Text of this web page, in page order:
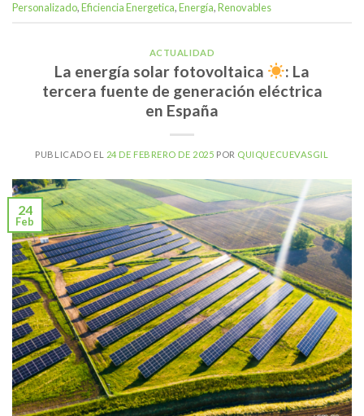
Personalizado,Eficiencia Energetica,Energía,Renovables
ACTUALIDAD
La energía solar fotovoltaica
: La
tercera fuente de generación eléctrica
en España
PUBLICADO EL 24 DE FEBRERO DE 2025 POR QUIQUECUEVASGIL
24
Feb